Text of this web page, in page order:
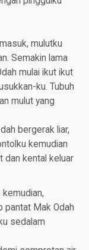
mulutku
Semakin lama
mulai ikut ikut
ku. Tubuh
mulut yang
bergerak liar,
kemudian
dan kental keluar
pantat Mak Odah
sedalam